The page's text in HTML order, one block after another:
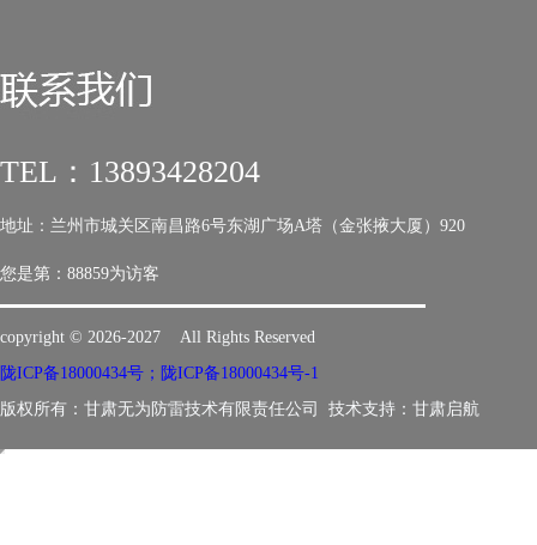
TEL：13893428204
地址：兰州市城关区南昌路6号东湖广场A塔（金张掖大厦）920
您是第： 88859为访客
copyright © 2026-2027 All Rights Reserved
陇ICP备18000434号；陇ICP备18000434号-1
版权所有：甘肃无为防雷技术有限责任公司 技术支持： 甘肃启航